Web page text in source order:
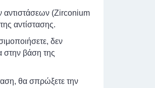
αντιστάσεων (Zirconium
αντίστασης.
δεν
στην βάση της
θα σπρώξετε την